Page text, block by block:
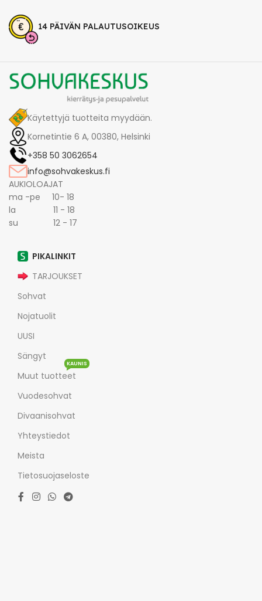
14 PÄIVÄN PALAUTUSOIKEUS
Käytettyjä tuotteita myydään.
Kornetintie 6 A, 00380, Helsinki
+358 50 3062654
info@sohvakeskus.fi
AUKIOLOAJAT
ma -pe 10- 18
la 11 - 18
su 12 - 17
PIKALINKIT
TARJOUKSET
Sohvat
Nojatuolit
UUSI
Sängyt
Muut tuotteet
KAUNIS
Vuodesohvat
Divaanisohvat
Yhteystiedot
Meista
Tietosuojaseloste